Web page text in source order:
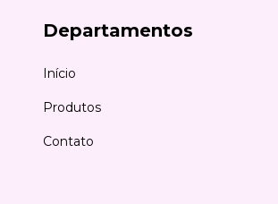
Departamentos
Início
Produtos
Contato